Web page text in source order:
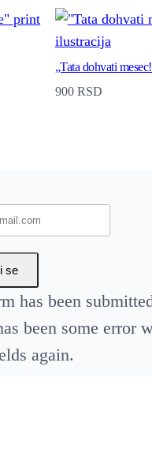
l
j
e
"
o
r
„Tata dohvati
900 RSD
se
has been
been some error
again.